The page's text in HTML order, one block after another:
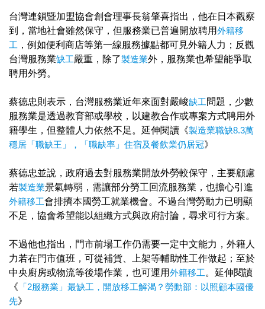
台灣連鎖暨加盟協會創會理事長翁肇喜指出，他在日本觀察
到，當地社會雖然保守，但服務業已普遍開放聘用外籍移
工 ，例如便利商店等第一線服務據點都可見外籍人力；反觀
台灣服務業缺工嚴重，除了製造業外，服務業也希望能爭取
聘用外勞。
蔡德忠則表示，台灣服務業近年來面對嚴峻缺工問題，少數
服務業是透過教育部或學校，以建教合作或專案方式聘用外
籍學生，但整體人力依然不足。延伸閱讀《製造業職缺8.3萬
穩居「職缺王」，「職缺率」住宿及餐飲業仍居冠》
蔡德忠並說，政府過去對服務業開放外勞較保守，主要顧慮
若製造業景氣轉弱，需讓部分勞工回流服務業，也擔心引進
外籍移工會排擠本國勞工就業機會。不過台灣勞動力已明顯
不足，協會希望能以組織方式與政府討論，尋求可行方案。
不過他也指出，門市前場工作仍需要一定中文能力，外籍人
力若在門市值班，可從補貨、上架等輔助性工作做起；至於
中央廚房或物流等後場作業，也可運用外籍移工。延伸閱讀
《 「2服務業」最缺工，開放移工解渴？勞動部：以照顧本國優
先》